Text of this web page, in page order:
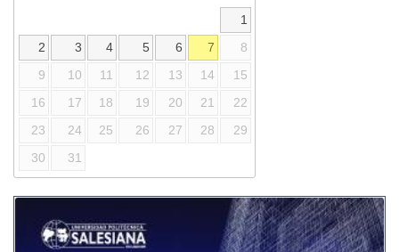
1
2
3 4 5 6 7
8
9
10 11 12 13 14
15
16
17 18 19 20 21
22
23
24 25 26 27 28
29
30
31